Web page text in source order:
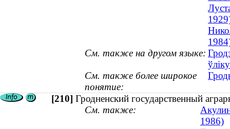
См. также на другом языке:
ўліку
См. также более широкое
понятие:
[210] Гродненский государственный
См. также:
1986)